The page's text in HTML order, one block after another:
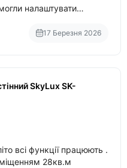
17 Березня 2026
SkyLux SK-
всі функції працюють .
приміщенням 28кв.м